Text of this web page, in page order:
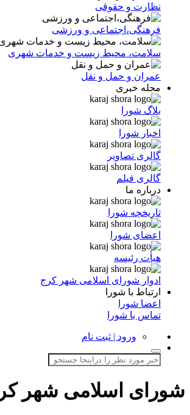
نظارت و حقوقی
فرهنگی،اجتماعی و ورزشی
سلامت، محیط زیست و خدمات شهری
عمران و حمل و نقل
مجله خبری
بلاگ شورا
اخبار شورا
گالری تصاویر
گالری فیلم
درباره ما
تاریخچه شورا
اعضای شورا
هیأت رئیسه
ادوار شورای اسلامی شهر کرج
ارتباط با شورا
اعضا شورا
تماس با شورا
ورود | ثبت نام
شورای اسلامی شهر